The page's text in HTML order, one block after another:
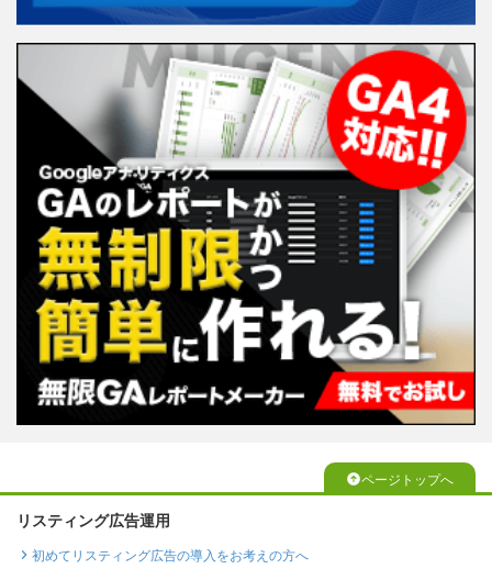
ページトップへ
リスティング広告運用
初めてリスティング広告の導入をお考えの方へ